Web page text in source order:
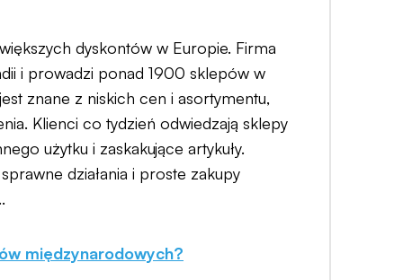
dyskontów w Europie. Firma
i prowadzi ponad 1900 sklepów w
znane z niskich cen i asortymentu,
Klienci co tydzień odwiedzają sklepy
użytku i zaskakujące artykuły.
działania i proste zakupy
międzynarodowych?